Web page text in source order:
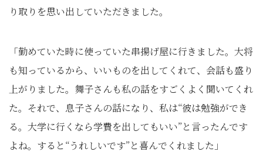
り取りを思い出していただきました。
「勤めていた時に使っていた串揚げ屋に行きました。大将
も知っているから、いいものを出してくれて、会話も盛り
上がりました。舞子さんも私の話をすごくよく聞いてくれ
た。それで、息子さんの話になり、私は“彼は勉強ができ
る。大学に行くなら学費を出してもいい”と言ったんです
よね。すると“うれしいです”と喜んでくれました」